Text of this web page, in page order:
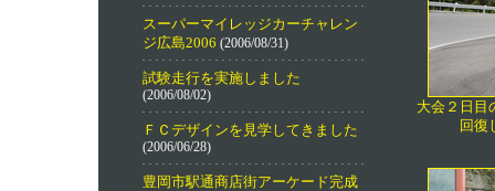
スーパーマイレッジカーチャレン
ジ広島2006 (2006/08/31)
試験走行を実施しました
(2006/08/02)
ＦＣデザインを見学してきました
(2006/06/28)
豊岡市駅通商店街アーケード完成
大会２日目
回復